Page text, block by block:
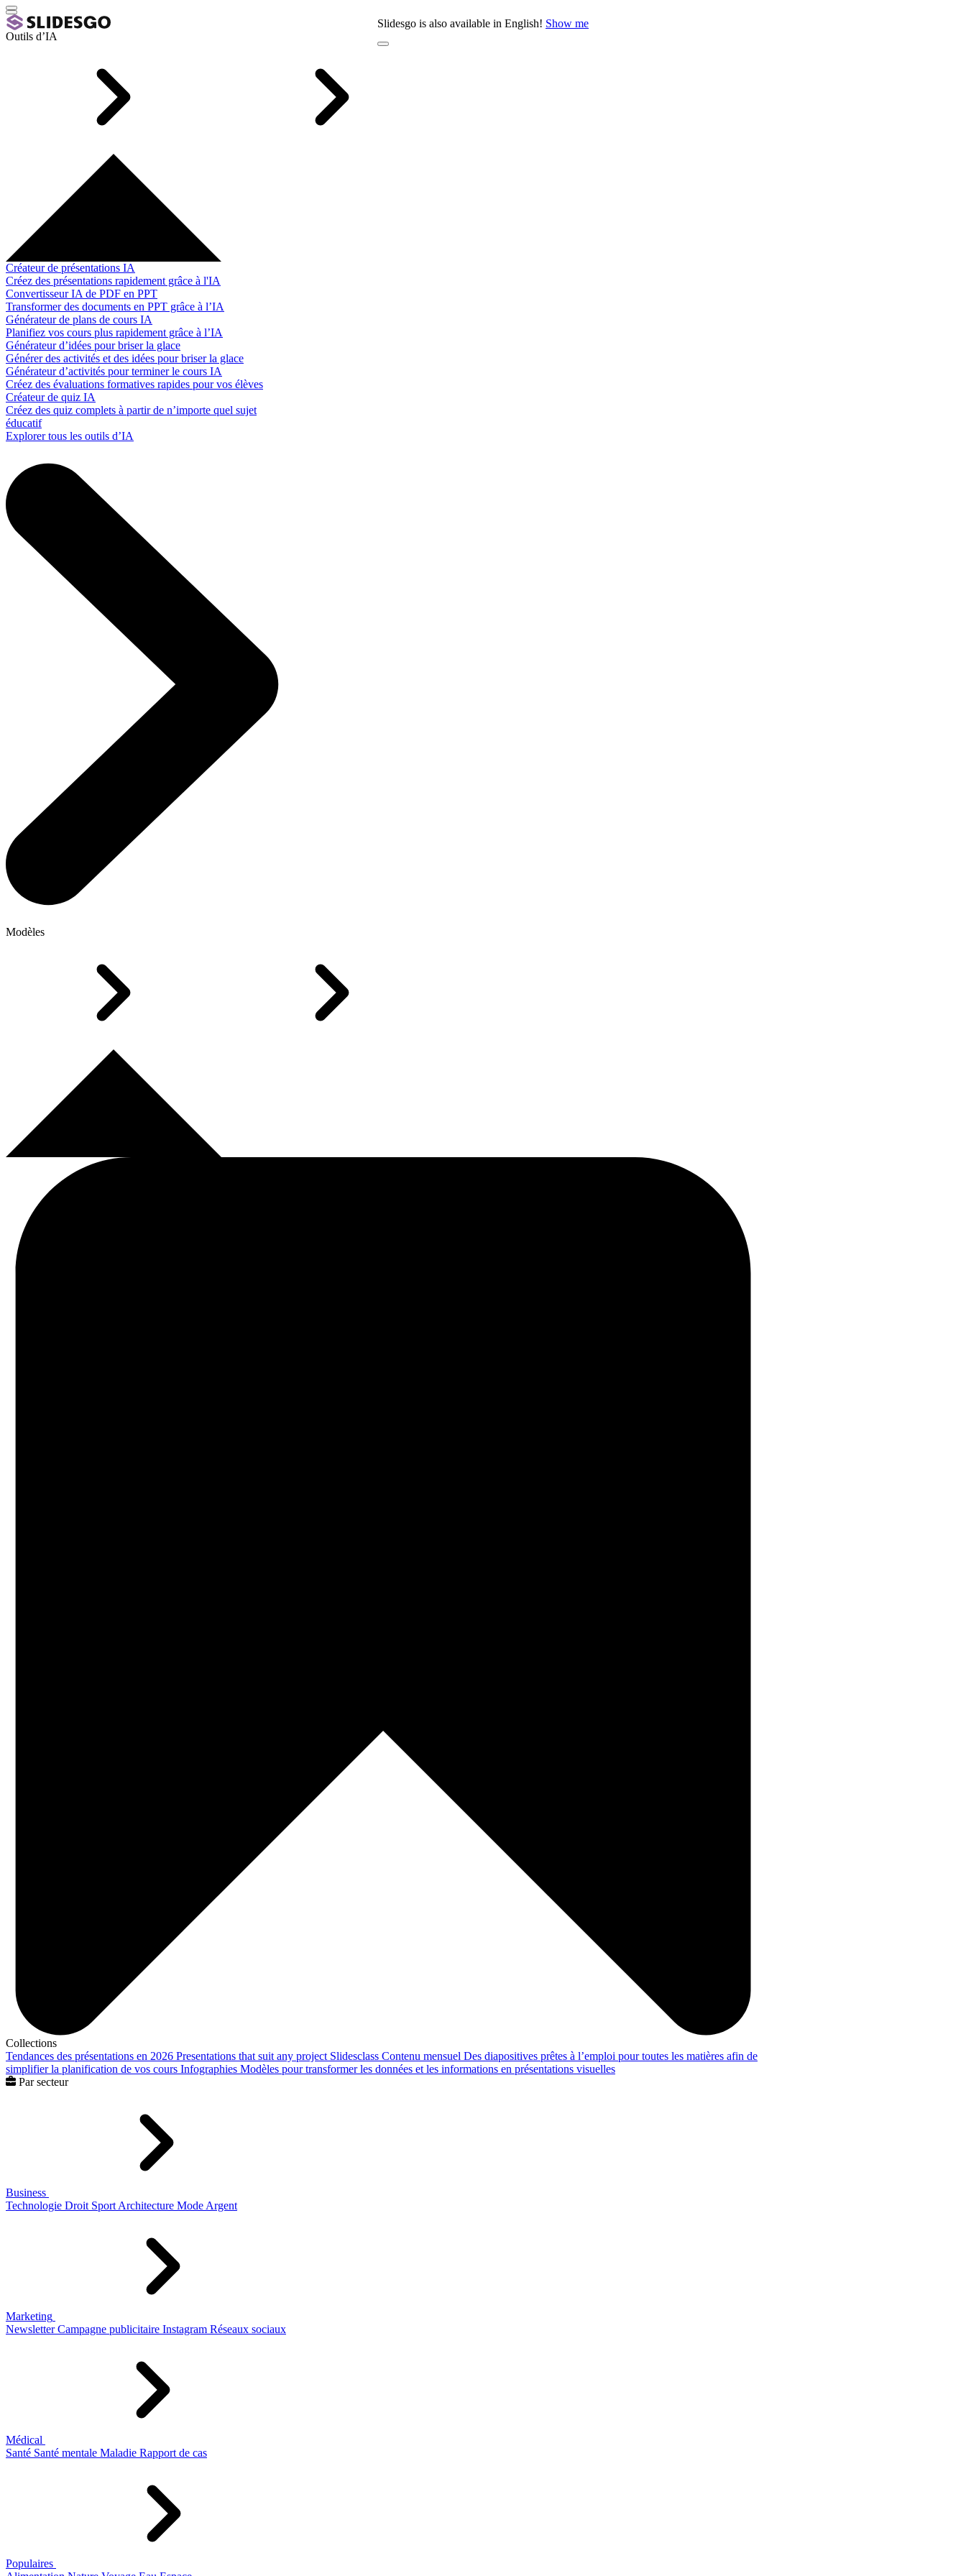
Slidesgo is also available in English! Show me
Outils d’IA
Créateur de présentations IA
Créez des présentations rapidement grâce à l'IA
Convertisseur IA de PDF en PPT
Transformer des documents en PPT grâce à l’IA
Générateur de plans de cours IA
Planifiez vos cours plus rapidement grâce à l’IA
Générateur d’idées pour briser la glace
Générer des activités et des idées pour briser la glace
Générateur d’activités pour terminer le cours IA
Créez des évaluations formatives rapides pour vos élèves
Créateur de quiz IA
Créez des quiz complets à partir de n’importe quel sujet
éducatif
Explorer tous les outils d’IA
Modèles
Collections
Tendances des présentations en 2026 Presentations that suit any project Slidesclass Contenu mensuel Des diapositives prêtes à l’emploi pour toutes les matières afin de
simplifier la planification de vos cours Infographies Modèles pour transformer les données et les informations en présentations visuelles
Par secteur
Business
Technologie Droit Sport Architecture Mode Argent
Marketing
Newsletter Campagne publicitaire Instagram Réseaux sociaux
Médical
Santé Santé mentale Maladie Rapport de cas
Populaires